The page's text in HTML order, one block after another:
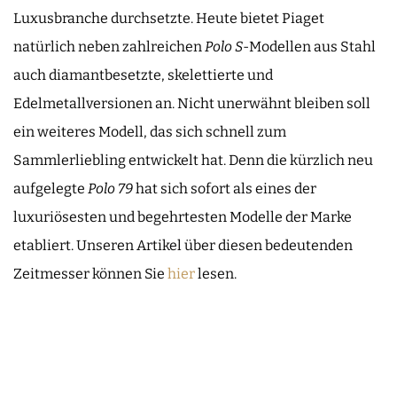
Luxusbranche durchsetzte. Heute bietet Piaget
natürlich neben zahlreichenPolo S-Modellen aus Stahl
auch diamantbesetzte, skelettierte und
Edelmetallversionen an. Nicht unerwähnt bleiben soll
ein weiteres Modell, das sich schnell zum
Sammlerliebling entwickelt hat. Denn die kürzlich neu
aufgelegte Polo 79hat sich sofort als eines der
luxuriösesten und begehrtesten Modelle der Marke
etabliert. Unseren Artikel über diesen bedeutenden
Zeitmesser können Sie hierlesen.